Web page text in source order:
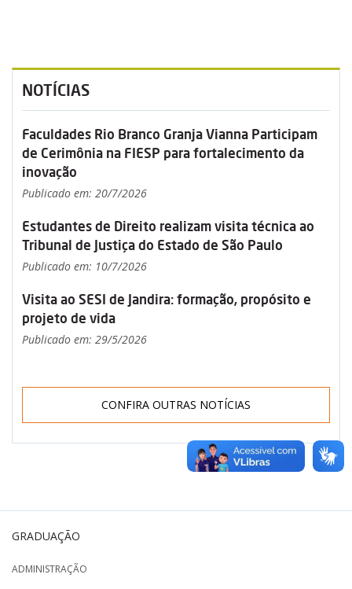
NOTÍCIAS
Faculdades Rio Branco Granja Vianna Participam
de Cerimônia na FIESP para fortalecimento da
inovação
Publicado em: 20/7/2026
Estudantes de Direito realizam visita técnica ao
Tribunal de Justiça do Estado de São Paulo
Publicado em: 10/7/2026
Visita ao SESI de Jandira: formação, propósito e
projeto de vida
Publicado em: 29/5/2026
CONFIRA OUTRAS NOTÍCIAS
GRADUAÇÃO
ADMINISTRAÇÃO